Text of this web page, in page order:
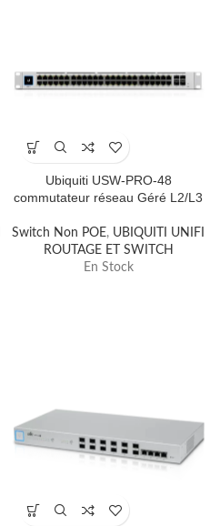
Ubiquiti USW-PRO-48
commutateur réseau Géré L2/L3
Switch Non POE, UBIQUITI UNIFI
ROUTAGE ET SWITCH
En Stock